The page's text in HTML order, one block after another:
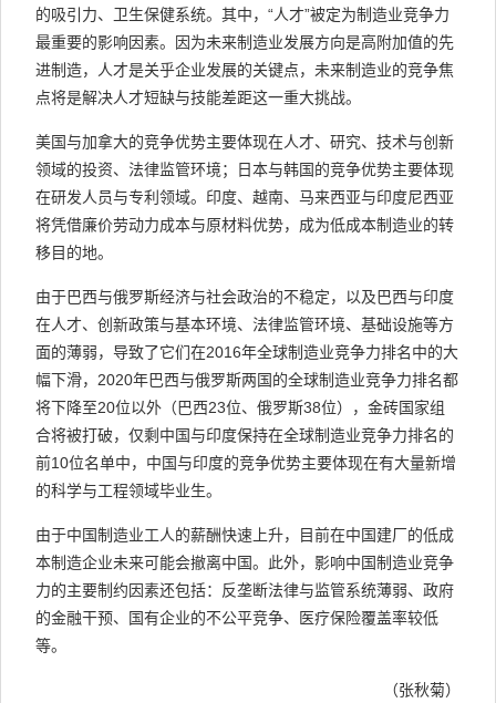
的吸引力、卫生保健系统。其中，“人才”被定为制造业竞争力
最重要的影响因素。因为未来制造业发展方向是高附加值的先
进制造，人才是关乎企业发展的关键点，未来制造业的竞争焦
点将是解决人才短缺与技能差距这一重大挑战。
美国与加拿大的竞争优势主要体现在人才、研究、技术与创新
领域的投资、法律监管环境；日本与韩国的竞争优势主要体现
在研发人员与专利领域。印度、越南、马来西亚与印度尼西亚
将凭借廉价劳动力成本与原材料优势，成为低成本制造业的转
移目的地。
由于巴西与俄罗斯经济与社会政治的不稳定，以及巴西与印度
在人才、创新政策与基本环境、法律监管环境、基础设施等方
面的薄弱，导致了它们在2016年全球制造业竞争力排名中的大
幅下滑，2020年巴西与俄罗斯两国的全球制造业竞争力排名都
将下降至20位以外（巴西23位、俄罗斯38位），金砖国家组
合将被打破，仅剩中国与印度保持在全球制造业竞争力排名的
前10位名单中，中国与印度的竞争优势主要体现在有大量新增
的科学与工程领域毕业生。
由于中国制造业工人的薪酬快速上升，目前在中国建厂的低成
本制造企业未来可能会撤离中国。此外，影响中国制造业竞争
力的主要制约因素还包括：反垄断法律与监管系统薄弱、政府
的金融干预、国有企业的不公平竞争、医疗保险覆盖率较低
等。
（张秋菊）